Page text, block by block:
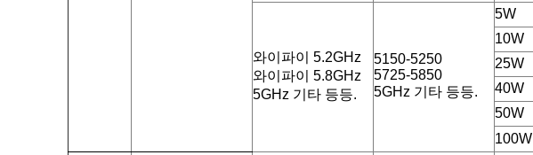
와이파이 5.2GHz
와이파이 5.8GHz
5GHz 기타 등등.
5150-5250
5725-5850
5GHz 기타 등등.
5W
10W
25W
40W
50W
100W